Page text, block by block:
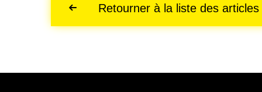
Retourner à la liste des articles